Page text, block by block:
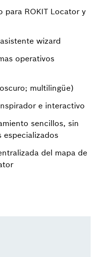
para ROKIT Locator y
wizard
operativos
multilingüe)
e interactivo
sencillos, sin
especializados
del mapa de